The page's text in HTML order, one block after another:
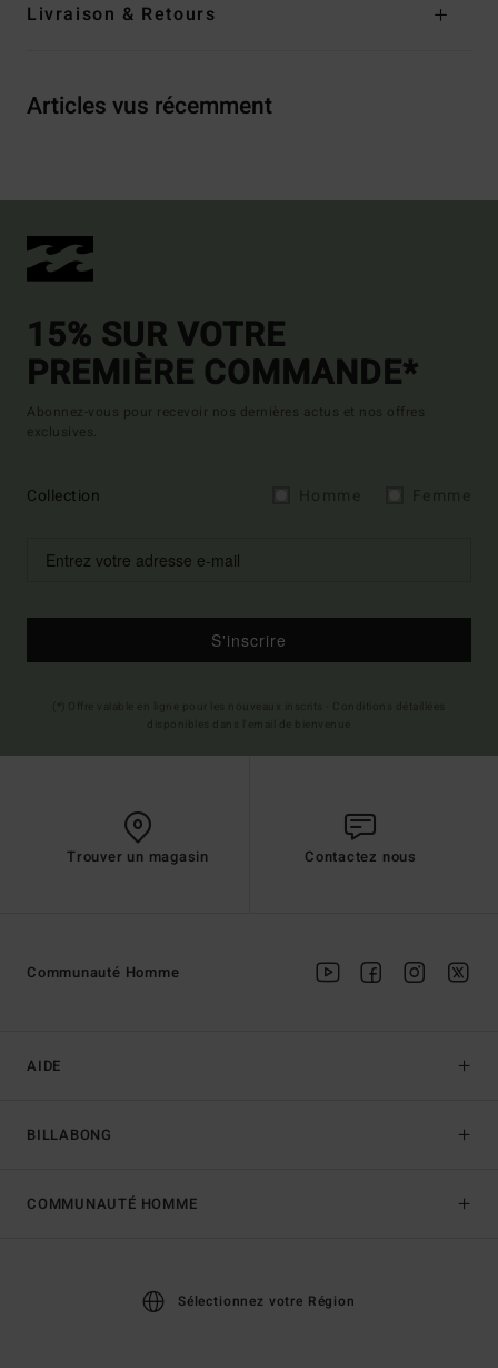
Livraison & Retours
Articles vus récemment
15% SUR VOTRE
PREMIÈRE COMMANDE*
Abonnez-vous pour recevoir nos dernières actus et nos offres
exclusives.
Collection
S'inscrire
Trouver un magasin Contactez nous
AIDE
BILLABONG
Communauté Homme
COMMUNAUTÉ HOMME
Sélectionnez votre Région